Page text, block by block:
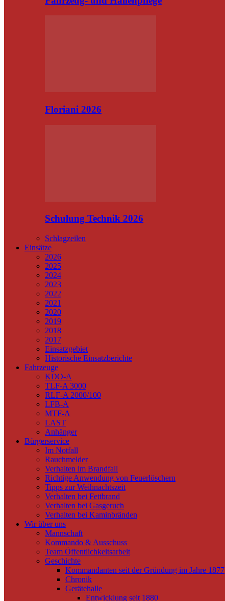
Floriani 2026
Schulung Technik 2026
Schlagzeilen
Einsätze
2026
2025
2024
2023
2022
2021
2020
2019
2018
2017
Einsatzgebiet
Historische Einsatzberichte
Fahrzeuge
KDO-A
TLF-A 3000
RLF-A 2000/100
LFB-A
MTF-A
LAST
Anhänger
Bürgerservice
Im Notfall
Rauchmelder
Verhalten im Brandfall
Richtige Anwendung von Feuerlöschern
Tipps zur Weihnachtszeit
Verhalten bei Fettbrand
Verhalten bei Gasgeruch
Verhalten bei Kaminbränden
Wir über uns
Mannschaft
Kommando & Ausschuss
Team Öffentlichkeitsarbeit
Geschichte
Kommandanten seit der Gründung im Jahre 1877
Chronik
Gerätehalle
Entwicklung seit 1880